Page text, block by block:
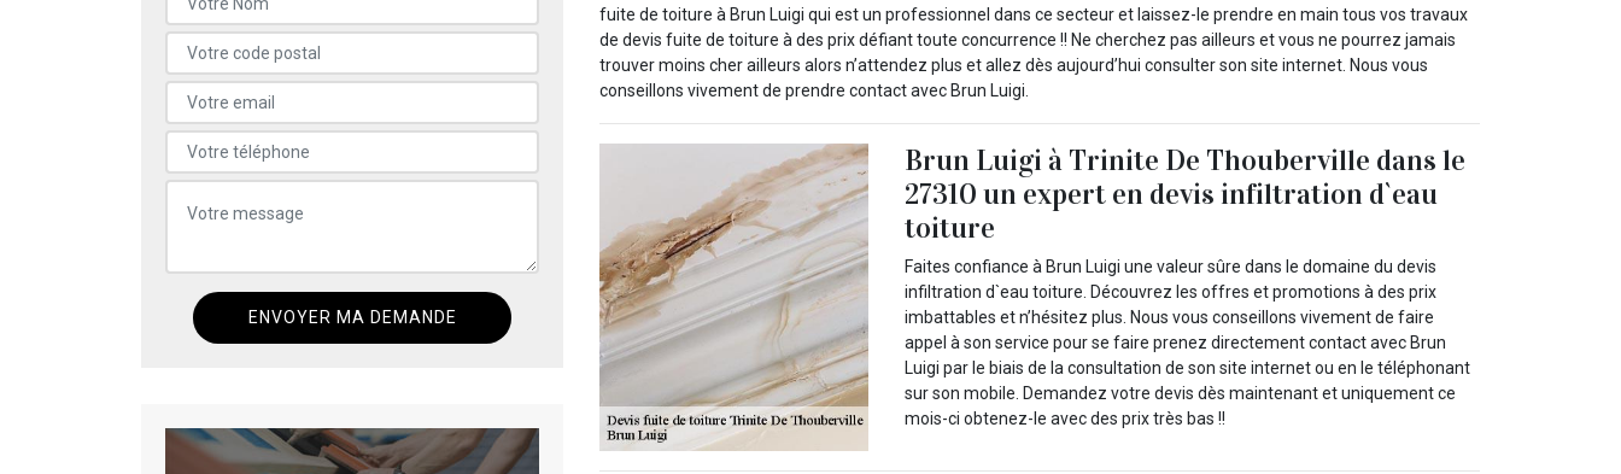
fuite de toiture à Brun Luigi qui est un professionnel dans ce secteur et laissez-le prendre en main tous vos travaux
de devis fuite de toiture à des prix défiant toute concurrence !! Ne cherchez pas ailleurs et vous ne pourrez jamais
trouver moins cher ailleurs alors n’attendez plus et allez dès aujourd’hui consulter son site internet. Nous vous
conseillons vivement de prendre contact avec Brun Luigi.
Brun Luigi à Trinite De Thouberville dans le
27310 un expert en devis infiltration d`eau
toiture
Faites confiance à Brun Luigi une valeur sûre dans le domaine du devis
infiltration d`eau toiture. Découvrez les offres et promotions à des prix
imbattables et n’hésitez plus. Nous vous conseillons vivement de faire
appel à son service pour se faire prenez directement contact avec Brun
Luigi par le biais de la consultation de son site internet ou en le téléphonant
sur son mobile. Demandez votre devis dès maintenant et uniquement ce
mois-ci obtenez-le avec des prix très bas !!